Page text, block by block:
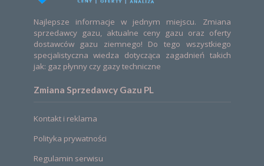
Najlepsze informacje w jednym miejscu. Zmiana
sprzedawcy gazu, aktualne ceny gazu oraz oferty
dostawców gazu ziemnego! Do tego wszystkiego
specjalistyczna wiedza dotycząca zagadnień takich
jak: gaz płynny czy gazy techniczne
Zmiana Sprzedawcy Gazu PL
Kontakt i reklama
Polityka prywatności
Regulamin serwisu